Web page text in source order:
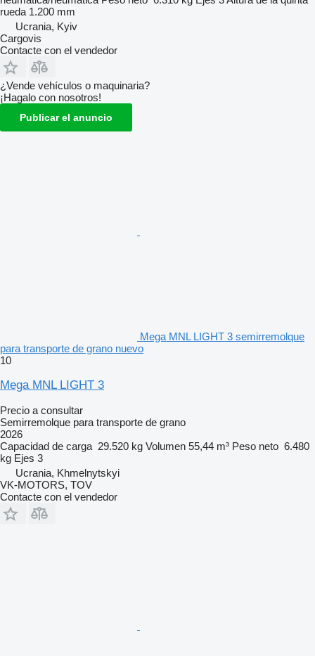
rueda 1.200 mm
Ucrania, Kyiv
Cargovis
Contacte con el vendedor
¿Vende vehículos o maquinaria?
¡Hagalo con nosotros!
Publicar el anuncio
Mega MNL LIGHT 3 semirremolque
para transporte de grano nuevo
10
Mega MNL LIGHT 3
Precio a consultar
Semirremolque para transporte de grano
2026
Capacidad de carga 29.520 kg Volumen 55,44 m³ Peso neto 6.480
kg Ejes 3
Ucrania, Khmelnytskyi
VK-MOTORS, TOV
Contacte con el vendedor